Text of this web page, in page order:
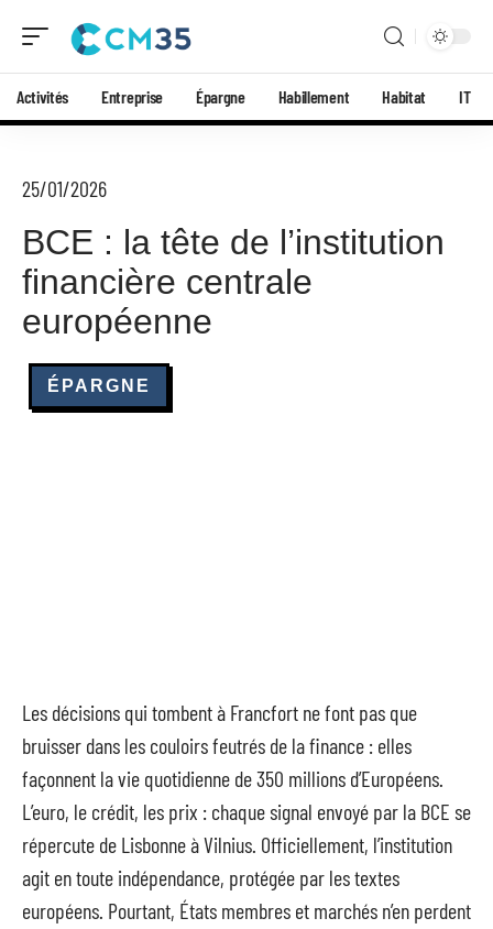
Activités Entreprise Épargne Habillement Habitat IT
25/01/2026
BCE : la tête de l’institution
financière centrale
européenne
ÉPARGNE
Les décisions qui tombent à Francfort ne font pas que
bruisser dans les couloirs feutrés de la finance : elles
façonnent la vie quotidienne de 350 millions d’Européens.
L’euro, le crédit, les prix : chaque signal envoyé par la BCE se
répercute de Lisbonne à Vilnius. Officiellement, l’institution
agit en toute indépendance, protégée par les textes
européens. Pourtant, États membres et marchés n’en perdent